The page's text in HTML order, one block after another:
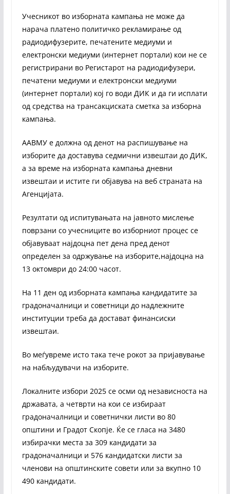
Учесникот во изборната кампања не може да
нарача платено политичко рекламирање од
радиодифузерите, печатените медиуми и
електронски медиуми (интернет портали) кои не се
регистрирани во Регистарот на радиодифузери,
печатени медиуми и електронски медиуми
(интернет портали) кој го води ДИК и да ги исплати
од средства на трансакциската сметка за изборна
кампања.
ААВМУ е должна од денот на распишување на
изборите да доставува седмични извештаи до ДИК,
а за време на изборната кампања дневни
извештаи и истите ги објавува на веб страната на
Агенцијата.
Резултати од испитувањата на јавното мислење
поврзани со учесниците во изборниот процес се
објавуваат најдоцна пет дена пред денот
определен за одржување на изборите,најдоцна на
13 октомври до 24:00 часот.
На 11 ден од изборната кампања кандидатите за
градоначалници и советници до надлежните
институции треба да достават финансиски
извештаи.
Во меѓувреме исто така тече рокот за пријавување
на набљудувачи на изборите.
Локалните избори 2025 се осми од независноста на
државата, а четврти на кои се избираат
градоначалници и советнички листи во 80
општини и Градот Скопје. Ќе се гласа на 3480
избирачки места за 309 кандидати за
градоначалници и 576 кандидатски листи за
членови на општинските совети или за вкупно 10
490 кандидати.